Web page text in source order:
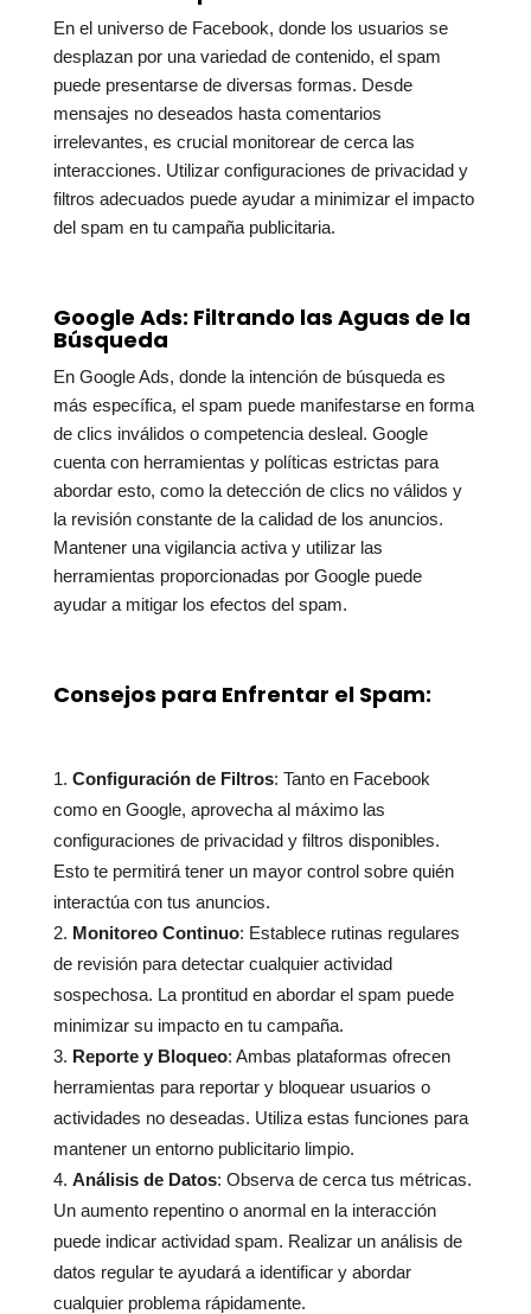
En el universo de Facebook, donde los usuarios se
desplazan por una variedad de contenido, el spam
puede presentarse de diversas formas. Desde
mensajes no deseados hasta comentarios
irrelevantes, es crucial monitorear de cerca las
interacciones. Utilizar configuraciones de privacidad y
filtros adecuados puede ayudar a minimizar el impacto
del spam en tu campaña publicitaria.
Google Ads: Filtrando las Aguas de la
Búsqueda
En Google Ads, donde la intención de búsqueda es
más específica, el spam puede manifestarse en forma
de clics inválidos o competencia desleal. Google
cuenta con herramientas y políticas estrictas para
abordar esto, como la detección de clics no válidos y
la revisión constante de la calidad de los anuncios.
Mantener una vigilancia activa y utilizar las
herramientas proporcionadas por Google puede
ayudar a mitigar los efectos del spam.
Consejos para Enfrentar el Spam:
Configuración de Filtros: Tanto en Facebook
como en Google, aprovecha al máximo las
configuraciones de privacidad y filtros disponibles.
Esto te permitirá tener un mayor control sobre quién
interactúa con tus anuncios.
Monitoreo Continuo: Establece rutinas regulares
de revisión para detectar cualquier actividad
sospechosa. La prontitud en abordar el spam puede
minimizar su impacto en tu campaña.
Reporte y Bloqueo: Ambas plataformas ofrecen
herramientas para reportar y bloquear usuarios o
actividades no deseadas. Utiliza estas funciones para
mantener un entorno publicitario limpio.
Análisis de Datos: Observa de cerca tus métricas.
Un aumento repentino o anormal en la interacción
puede indicar actividad spam. Realizar un análisis de
datos regular te ayudará a identificar y abordar
cualquier problema rápidamente.